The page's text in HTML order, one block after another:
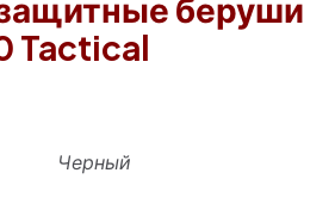
беруши
Tactical
Черный